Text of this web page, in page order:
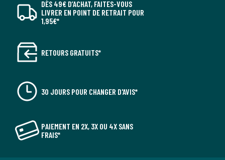
DÈS 49€ D’ACHAT, FAITES-VOUS
LIVRER EN POINT DE RETRAIT POUR
1,95€*
RETOURS GRATUITS*
30 JOURS POUR CHANGER D'AVIS*
PAIEMENT EN 2X, 3X OU 4X SANS
FRAIS*